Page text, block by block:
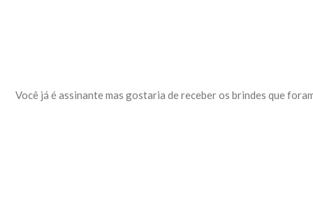
Você já é assinante mas gostaria de receber os brindes que